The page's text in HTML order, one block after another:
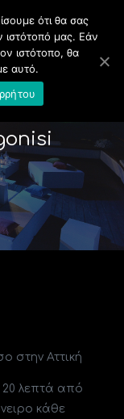
στην Αττική
20 λεπτά από
κάθε
ότι θα σας
ιστότοπό μας. Εάν
ιστότοπο, θα
αυτό.